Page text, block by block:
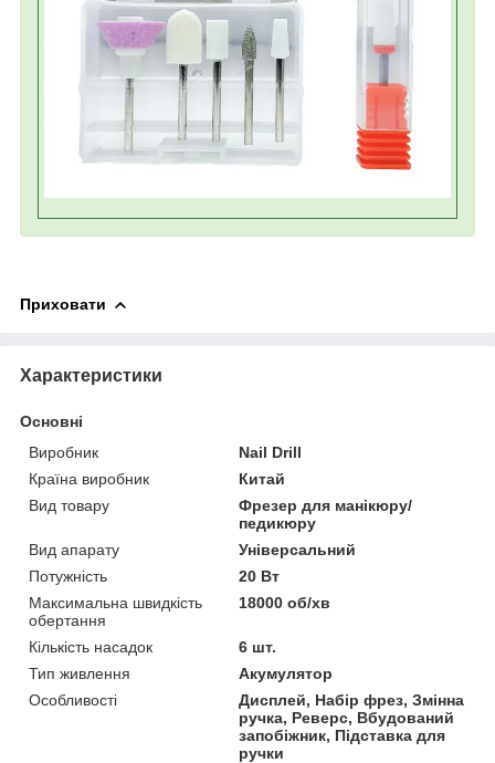
Приховати
Характеристики
Основні
Виробник
Nail Drill
Країна виробник
Китай
Вид товару
Фрезер для манікюру/
педикюру
Вид апарату
Універсальний
Потужність
20 Вт
Максимальна швидкість
обертання
18000 об/хв
Кількість насадок
6 шт.
Тип живлення
Акумулятор
Особливості
Дисплей, Набір фрез, Змінна
ручка, Реверс, Вбудований
запобіжник, Підставка для
ручки